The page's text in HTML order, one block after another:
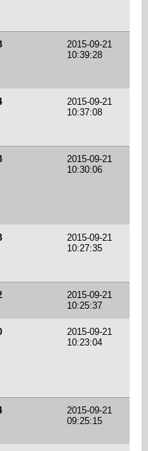
2015-09-21
10:39:28
2015-09-21
10:37:08
2015-09-21
10:30:06
2015-09-21
10:27:35
2015-09-21
10:25:37
2015-09-21
10:23:04
2015-09-21
09:25:15